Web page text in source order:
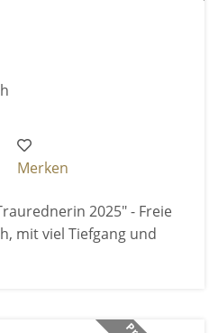
Merken
2025" - Freie
mit viel Tiefgang und